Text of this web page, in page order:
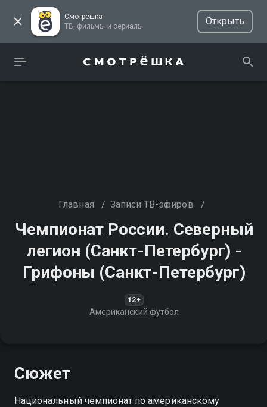
Смотрёшка
ТВ, фильмы и сериалы
Открыть
Главная / Записи ТВ-эфиров /
Чемпионат России. Северный
легион (Санкт-Петербург) -
Грифоны (Санкт-Петербург)
12+
Американский футбол
Сюжет
Национальный чемпионат по американскому